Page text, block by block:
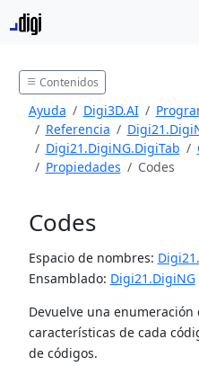
Contenidos
Ayuda Digi3D.AI
Referencia
Digi21.DigiNG.DigiTab
Propiedades
Codes
Codes
Espacio de nombres:
Ensamblado: Digi21.DigiNG
Devuelve una enumeración
características de cada
de códigos.